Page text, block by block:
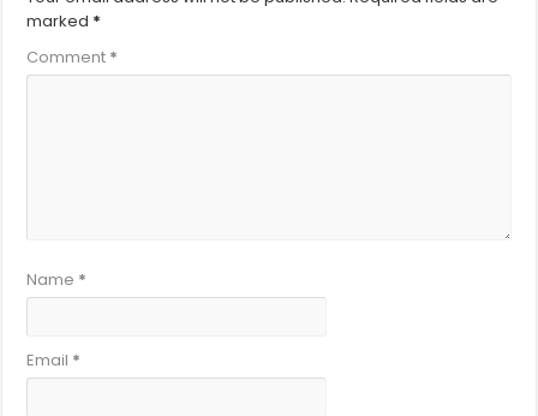
marked *
Comment *
Name *
Email *